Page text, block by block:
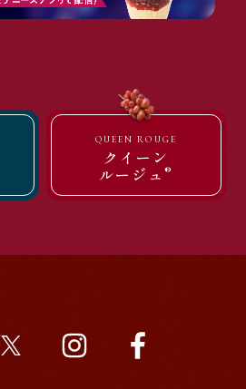
QUEEN ROUGE
クイーン
ルージュ ®